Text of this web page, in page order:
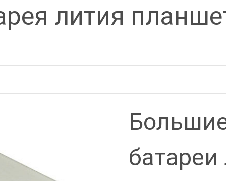
лития
батареи